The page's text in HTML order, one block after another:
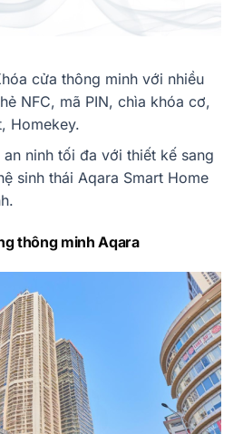
cửa thông minh với nhiều
NFC, mã PIN, chìa khóa cơ,
Homekey.
ninh tối đa với thiết kế sang
sinh thái Aqara Smart Home
thông minh Aqara